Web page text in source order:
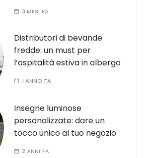
3 MESI FA
Distributori di bevande
fredde: un must per
l’ospitalità estiva in albergo
1 ANNO FA
Insegne luminose
personalizzate: dare un
tocco unico al tuo negozio
2 ANNI FA